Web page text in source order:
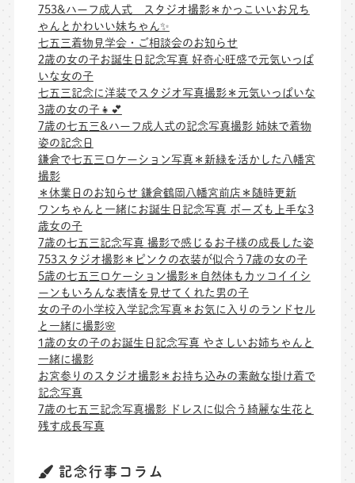
753&ハーフ成人式 スタジオ撮影＊かっこいいお兄ち
ゃんとかわいい妹ちゃん✨
七五三着物見学会・ご相談会のお知らせ
2歳の女の子お誕生日記念写真 好奇心旺盛で元気いっぱ
いな女の子
七五三記念に洋装でスタジオ写真撮影＊元気いっぱいな
3歳の女の子👧💕
7歳の七五三&ハーフ成人式の記念写真撮影 姉妹で着物
姿の記念日
鎌倉で七五三ロケーション写真＊新緑を活かした八幡宮
撮影
＊休業日のお知らせ 鎌倉鶴岡八幡宮前店＊随時更新
ワンちゃんと一緒にお誕生日記念写真 ポーズも上手な3
歳女の子
7歳の七五三記念写真 撮影で感じるお子様の成長した姿
753スタジオ撮影＊ピンクの衣装が似合う7歳の女の子
5歳の七五三ロケーション撮影＊自然体もカッコイイシ
ーンもいろんな表情を見せてくれた男の子
女の子の小学校入学記念写真＊お気に入りのランドセル
と一緒に撮影🌸
1歳の女の子のお誕生日記念写真 やさしいお姉ちゃんと
一緒に撮影
お宮参りのスタジオ撮影＊お持ち込みの素敵な掛け着で
記念写真
7歳の七五三記念写真撮影 ドレスに似合う綺麗な生花と
残す成長写真
記念行事コラム